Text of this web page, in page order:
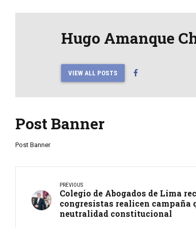
Hugo Amanque
VIEW ALL POSTS
Post Banner
Post Banner
PREVIOUS
Colegio de Abogados de Lima
congresistas realicen campaña
neutralidad constitucional